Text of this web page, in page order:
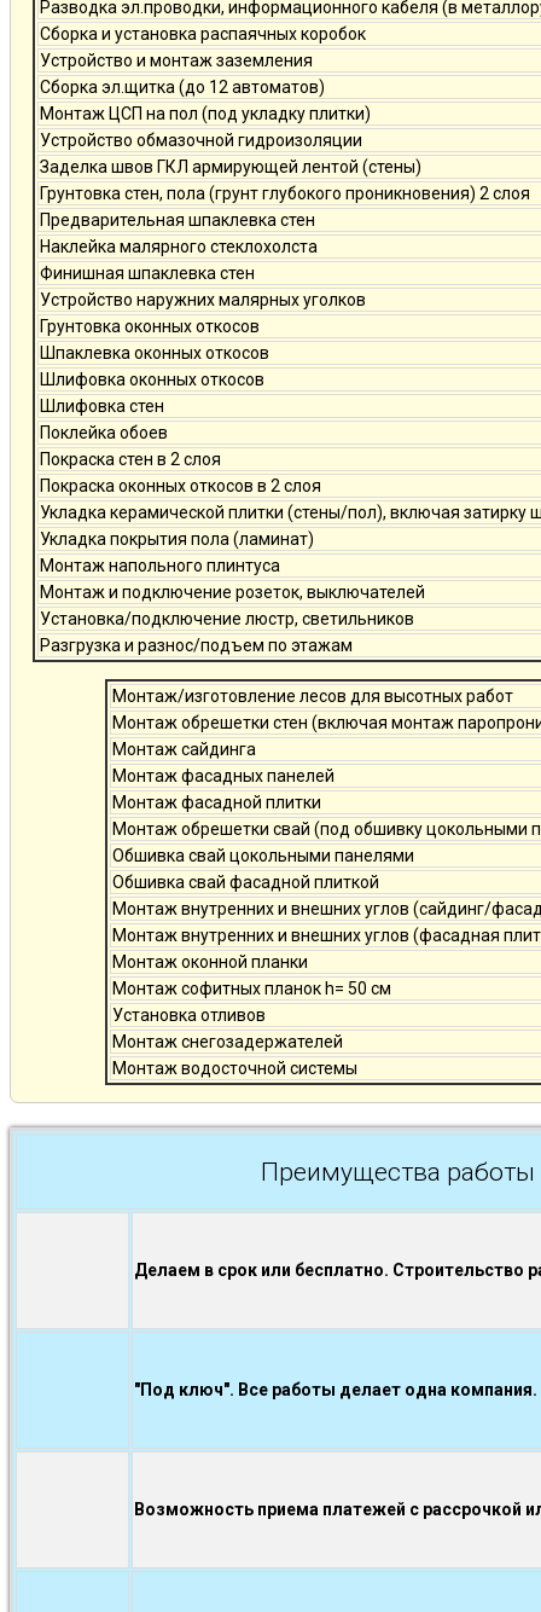
Разводка эл.проводки, информационного кабеля (в
Сборка и установка распаячных коробок
Устройство и монтаж заземления
Сборка эл.щитка (до 12 автоматов)
Монтаж ЦСП на пол (под укладку плитки)
Устройство обмазочной гидроизоляции
Заделка швов ГКЛ армирующей лентой (стены)
Грунтовка стен, пола (грунт глубокого проникновения) 2 слоя
Предварительная шпаклевка стен
Наклейка малярного стеклохолста
Финишная шпаклевка стен
Устройство наружних малярных уголков
Грунтовка оконных откосов
Шпаклевка оконных откосов
Шлифовка оконных откосов
Шлифовка стен
Поклейка обоев
Покраска стен в 2 слоя
Покраска оконных откосов в 2 слоя
Укладка керамической плитки (стены/пол), включая затирку
Укладка покрытия пола (ламинат)
Монтаж напольного плинтуса
Монтаж и подключение розеток, выключателей
Установка/подключение люстр, светильников
Разгрузка и разнос/подъем по этажам
Монтаж/изготовление лесов для высотных работ
Монтаж обрешетки стен (включая монтаж
Монтаж сайдинга
Монтаж фасадных панелей
Монтаж фасадной плитки
Монтаж обрешетки свай (под обшивку цокольными
Обшивка свай цокольными панелями
Обшивка свай фасадной плиткой
Монтаж внутренних и внешних углов (сайдинг/
Монтаж внутренних и внешних углов (фасадная
Монтаж оконной планки
Монтаж софитных планок h= 50 см
Установка отливов
Монтаж снегозадержателей
Монтаж водосточной системы
Преимущества
Делаем в срок или бесплатно. Строительство
"Под ключ". Все работы делает одна компания.
Возможность приема платежей с рассрочкой